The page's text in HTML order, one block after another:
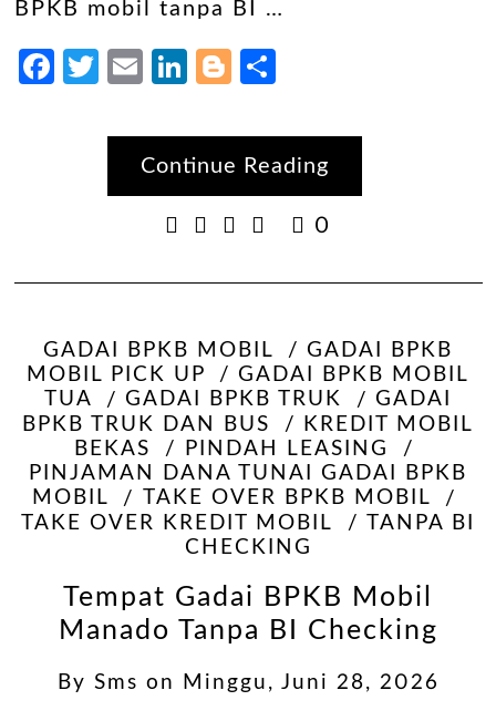
BPKB mobil tanpa BI …
Facebook
Twitter
EmailLinkedIn
Blogger
Continue Reading
0
GADAI BPKB MOBIL
GADAI BPKB
MOBIL PICK UP
GADAI BPKB MOBIL
TUA
GADAI BPKB TRUK
GADAI
BPKB TRUK DAN BUS
KREDIT MOBIL
BEKAS
PINDAH LEASING
PINJAMAN DANA TUNAI GADAI BPKB
MOBIL
TAKE OVER BPKB MOBIL
TAKE OVER KREDIT MOBIL
TANPA BI
CHECKING
Tempat Gadai BPKB Mobil
Manado Tanpa BI Checking
By Sms on Minggu, Juni 28, 2026